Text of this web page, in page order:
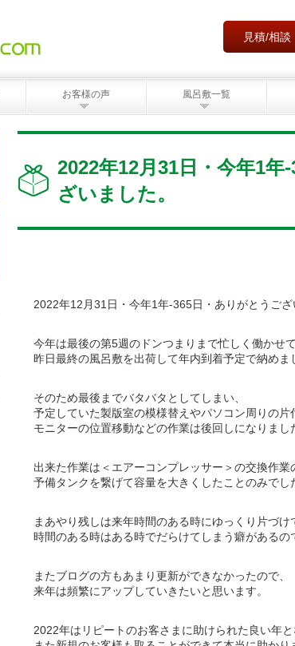
見積/相談
お客様の声 風呂敷一覧
2022年12月31日・今年1
ざいました。
2022年12月31日・今年1年-365日・ありがとうござ
今年は最後の第5週のドンつまりまで忙しく働かせ
昨日最終の風呂敷を出荷して年内到着予定で納めま
そのため最後までバタバタとしてしまい、
予定していた製版室の模様替えやパソコン周りの片
モニターの位置移動などの作業は後回しになりまし
出来た作業は＜エアーコンプレッサー＞の交換作業
予備タンクを繋げて容量を大きくしたことのみでし
まあやり残しは来年時間のある時にゆっくり片づけ
時間のある時はある時でだらけてしまう癖があるの
またブログの方もあまり更新ができなかったので、
来年は頻繁にアップしていきたいと思います。
2022年はリピートのお客さまに助けられた良い年と